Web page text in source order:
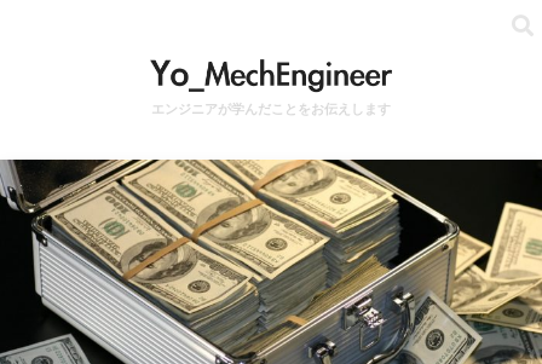
エンジニアが学んだことをお伝えします